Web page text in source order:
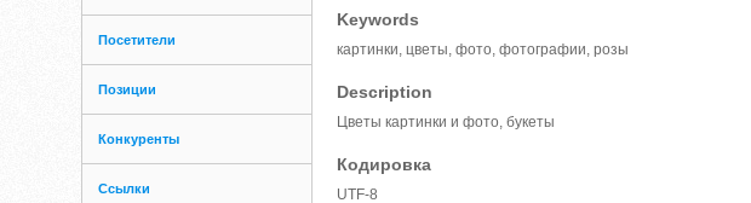
Посетители
Позиции
Конкуренты
Ссылки
Keywords
картинки, цветы, фото, фотографии, розы
Description
Цветы картинки и фото, букеты
Кодировка
UTF-8